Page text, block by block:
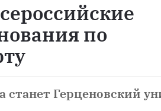
по
Герценовский